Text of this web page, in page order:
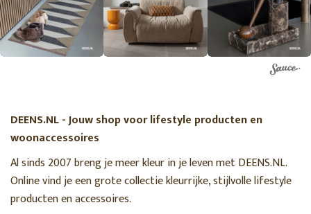
DEENS.NL - Jouw shop voor lifestyle producten en
woonaccessoires
Al sinds 2007 breng je meer kleur in je leven met DEENS.NL.
Online vind je een grote collectie kleurrijke, stijlvolle lifestyle
producten en accessoires.